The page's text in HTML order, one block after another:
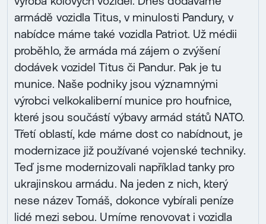
armádě vozidla Titus, v minulosti Pandury, v
nabídce máme také vozidla Patriot. Už médii
proběhlo, že armáda má zájem o zvýšení
dodávek vozidel Titus či Pandur. Pak je tu
munice. Naše podniky jsou významnými
výrobci velkokaliberní munice pro houfnice,
které jsou součástí výbavy armád států NATO.
Třetí oblastí, kde máme dost co nabídnout, je
modernizace již používané vojenské techniky.
Teď jsme modernizovali například tanky pro
ukrajinskou armádu. Na jeden z nich, který
nese název Tomáš, dokonce vybírali peníze
lidé mezi sebou. Umíme renovovat i vozidla